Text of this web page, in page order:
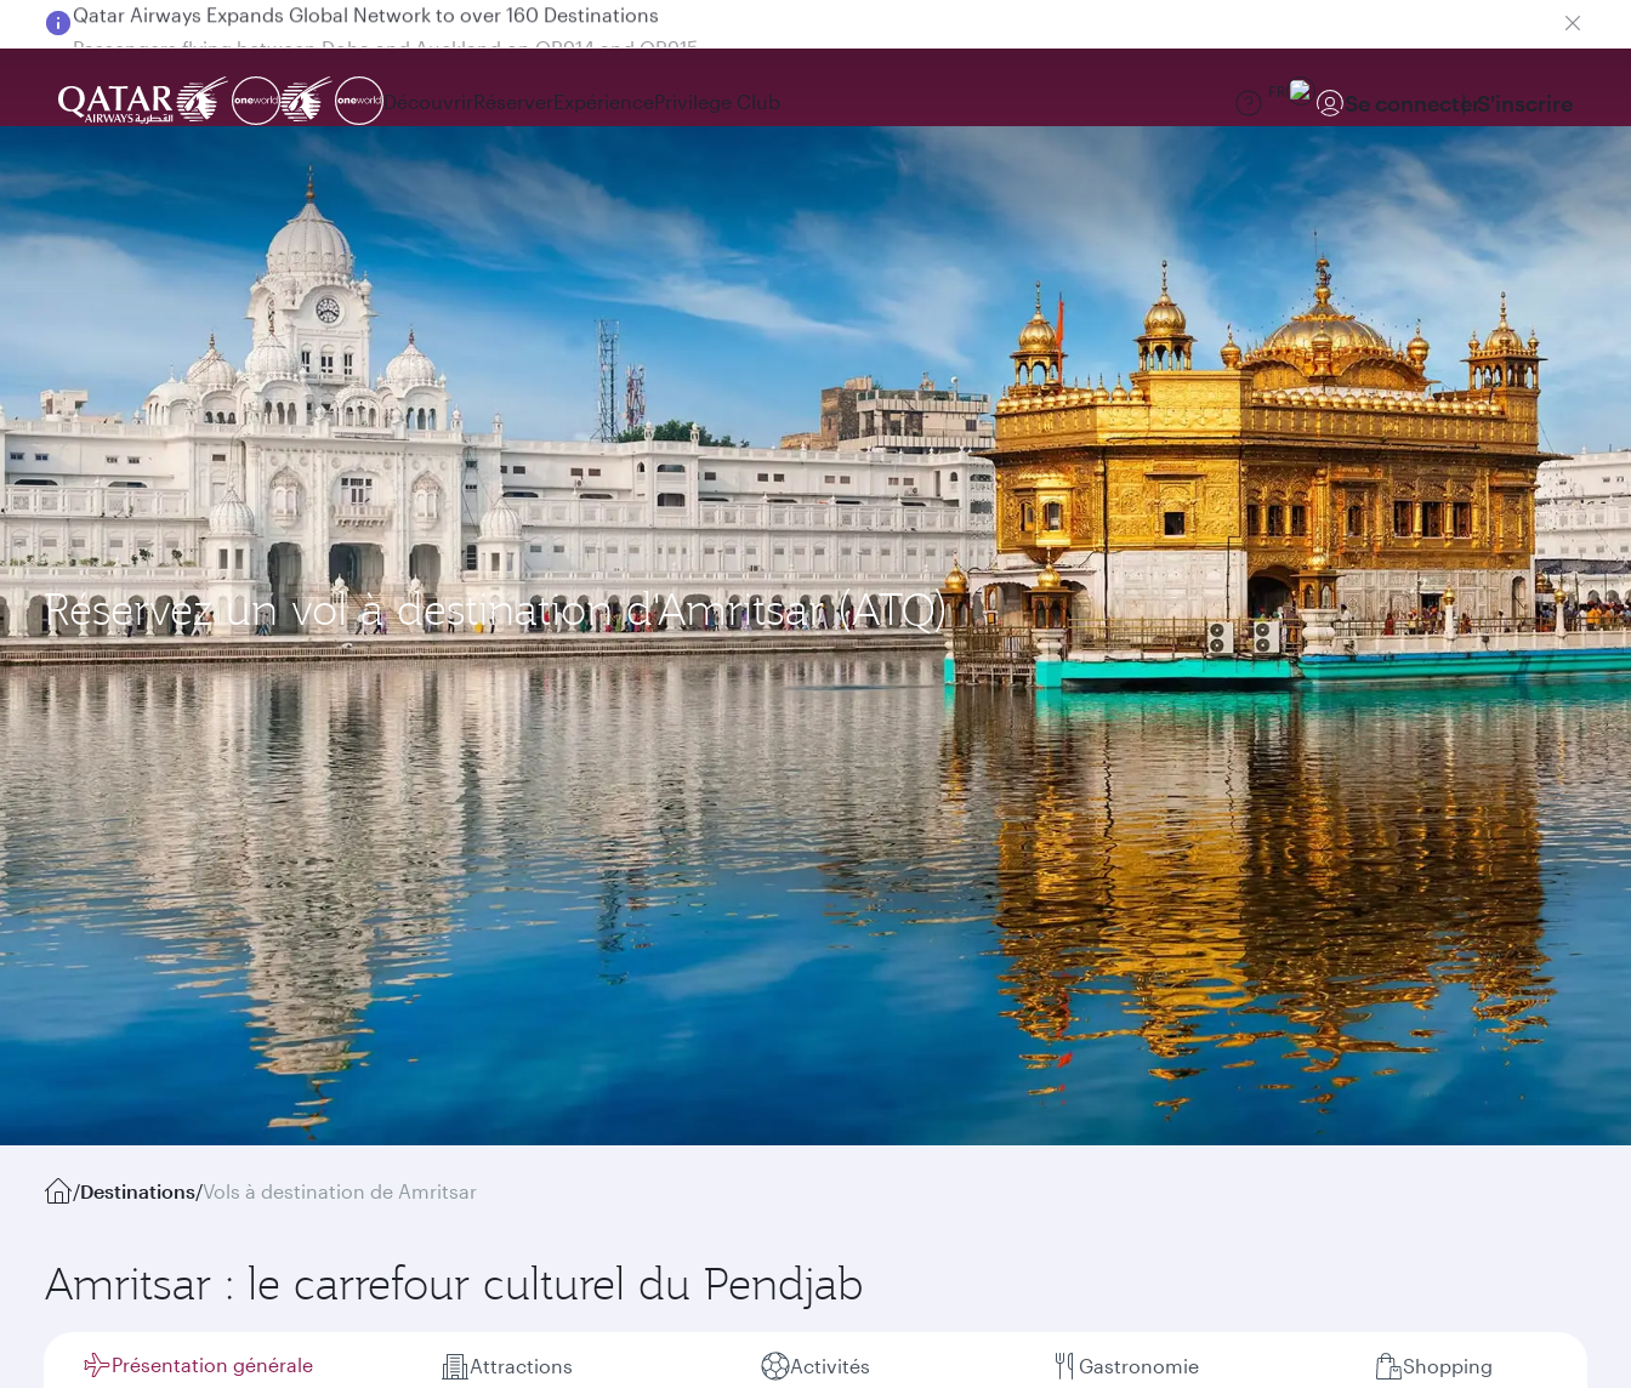
Passengers flying between Doha and Auckland on QR914 and QR915
DécouvrirRéserverExpériencePrivilege Club FR Se connecterS'inscrire
Réservez un vol à destination d'Amritsar (ATQ)
/Destinations/Vols à destination de Amritsar
Amritsar : le carrefour culturel du Pendjab
Présentation générale Attractions Activités Gastronomie Shopping